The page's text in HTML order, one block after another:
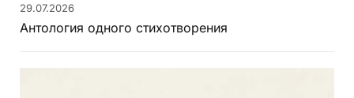
29.07.2026
Антология одного стихотворения